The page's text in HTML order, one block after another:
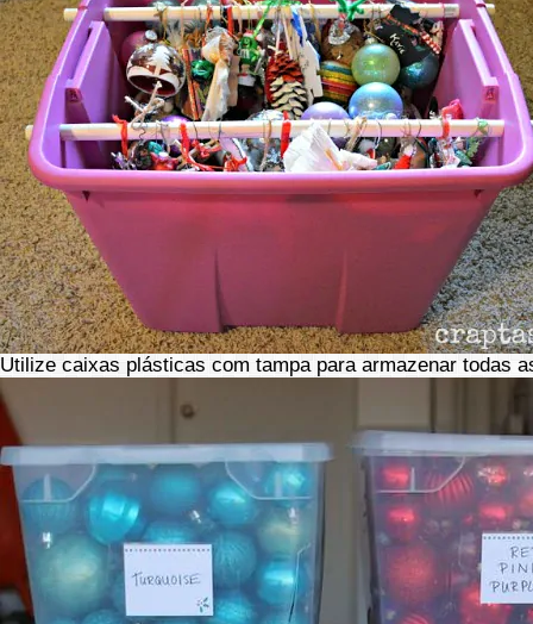
Utilize caixas plásticas com tampa para armazenar todas